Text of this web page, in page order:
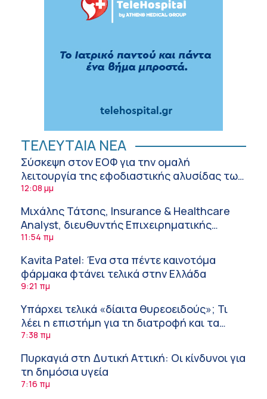
ΤΕΛΕΥΤΑΙΑ ΝΕΑ
Σύσκεψη στον ΕΟΦ για την ομαλή
λειτουργία της εφοδιαστικής αλυσίδας των
φαρμάκων στη διάρκεια του καλοκαιριού
12:08 μμ
Μιχάλης Τάτσης, Insurance & Healthcare
Analyst, διευθυντής Επιχειρηματικής
Ανάπτυξης Ομίλου HHG
11:54 πμ
Kavita Patel: Ένα στα πέντε καινοτόμα
φάρμακα φτάνει τελικά στην Ελλάδα
9:21 πμ
Υπάρχει τελικά «δίαιτα θυρεοειδούς»; Τι
λέει η επιστήμη για τη διατροφή και τα
συμπληρώματα
7:38 πμ
Πυρκαγιά στη Δυτική Αττική: Οι κίνδυνοι για
τη δημόσια υγεία
7:16 πμ